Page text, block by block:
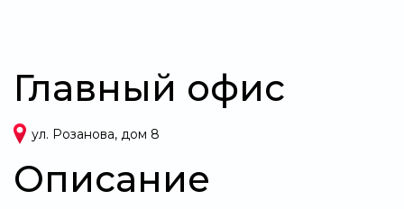
Главный офис
ул. Розанова, дом 8
Описание